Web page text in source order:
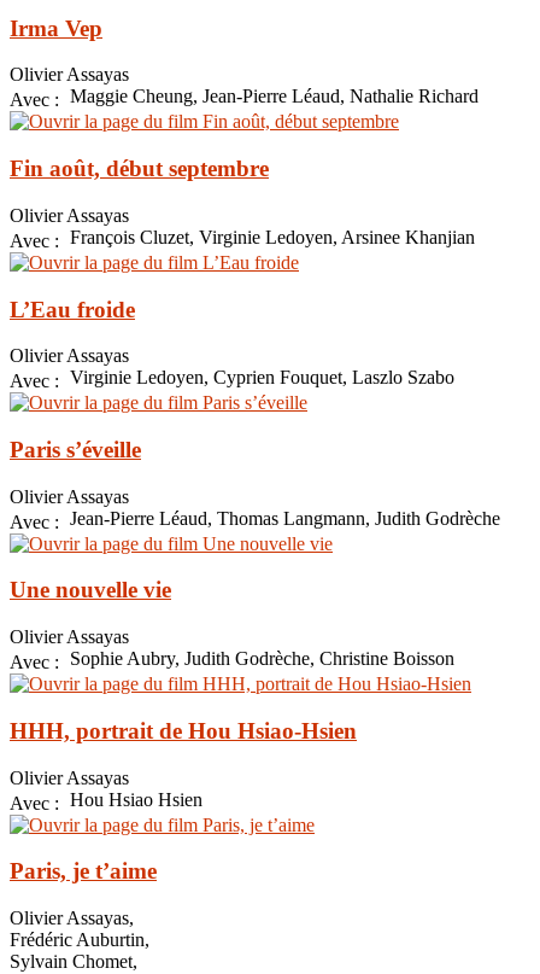
Irma Vep
Olivier Assayas
Avec : Maggie Cheung, Jean-Pierre Léaud, Nathalie Richard
Fin août, début septembre
Olivier Assayas
Avec : François Cluzet, Virginie Ledoyen, Arsinee Khanjian
L’Eau froide
Olivier Assayas
Avec : Virginie Ledoyen, Cyprien Fouquet, Laszlo Szabo
Paris s’éveille
Olivier Assayas
Avec : Jean-Pierre Léaud, Thomas Langmann, Judith Godrèche
Une nouvelle vie
Olivier Assayas
Avec :
Sophie Aubry, Judith Godrèche, Christine Boisson
HHH, portrait de Hou Hsiao-Hsien
Olivier Assayas
Avec : Hou Hsiao Hsien
Paris, je t’aime
Olivier Assayas,
Frédéric Auburtin,
Sylvain Chomet,